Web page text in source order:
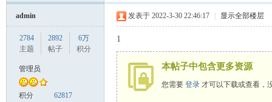
admin
2784
主题
2892
帖子
6万
积分
管理员
积分 62817
发表于 2022-3-30 22:46:17 显示全部楼层
1
本帖子中包含更多资源
您需要 登录 才可以下载或查看，